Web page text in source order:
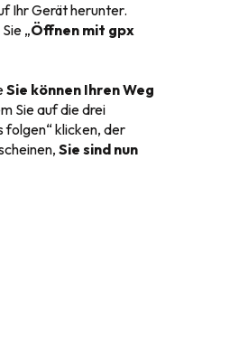
Ihr Gerät herunter.
„Öffnen mit gpx
Sie können Ihren Weg
Sie auf die drei
folgen“ klicken, der
Sie sind nun